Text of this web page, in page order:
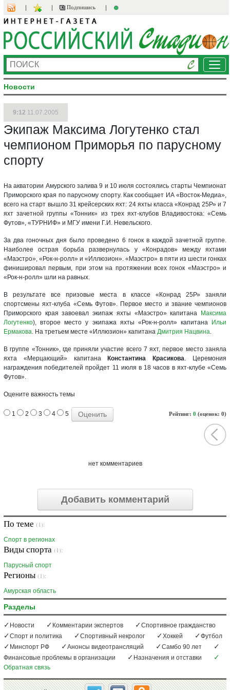
Подпишись
Новости
9:12 11.07.2005
Экипаж Максима Логутенко стал
чемпионом Приморья по парусному
спорту
На акватории Амурского залива 9 и 10 июля состоялись старты Чемпионат
Приморского края по парусному спорту. Как сообщает ИА «Восток-Медиа»,
всего на старт вышло 31 крейсерских яхт: 24 яхты класса «Конрад 25Р» и 7
яхт зачетной группы «Тонник» из трех яхт-клубов Владивостока: «Семь
Футов», «ТУРНИФ» и МГУ имени Г.И. Невельского.
За два гоночных дня было проведено 6 гонок в каждой зачетной группе.
Наиболее острая борьба развернулась у «Конрадов» между яхтами
«Маэстро», «Рок-н-ролл» и «Иллюзион». «Маэстро» в пяти из шести гонках
финишировал первым, при этом на протяжении всех гонок «Маэстро» и
«Рок-н-ролл» шли на равных.
В результате все призовые места в классе «Конрад 25Р» заняли
спортсмены яхт-клуба «Семь Футов». Первое место и звание чемпионов
Приморского края завоевал экипаж яхты «Маэстро» капитана
Максима
Логутенко), второе место у экипажа яхты «Рок-н-ролл» капитана
Ильи
Ермакова. На третьем месте «Иллюзион» капитана Дмитрия Нацвина.
В группе «Тонник», где приняли участие всего 7 яхт, первое место заняла
яхта «Мерцающий» капитана
Константина Красикова. Церемония
награждения победителей пройдет 11 июля в 18 часов в яхт-клубе «Семь
Футов».
Оцените важность темы
Рейтинг: 0 (оценок: 0)
1 2 3 4 5
нет комментариев
Добавить комментарий
По теме (1):
Спорт в регионах
Виды спорта (1):
Парусный спорт
Регионы (1):
Амурская область
Разделы
Новости Комментарии экспертов
Спортивное гражданство
Спорт и политика
Спортивный некролог Хоккей
Футбол
Минспорт РФ
Анонсы видеотрансляций
Самбо 90 лет
Финансовые проблемы в организации
Назначения и отставки
Обратная связь